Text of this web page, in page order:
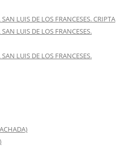
LUIS DE LOS FRANCESES. CRIPTA
LUIS DE LOS FRANCESES.
LUIS DE LOS FRANCESES.